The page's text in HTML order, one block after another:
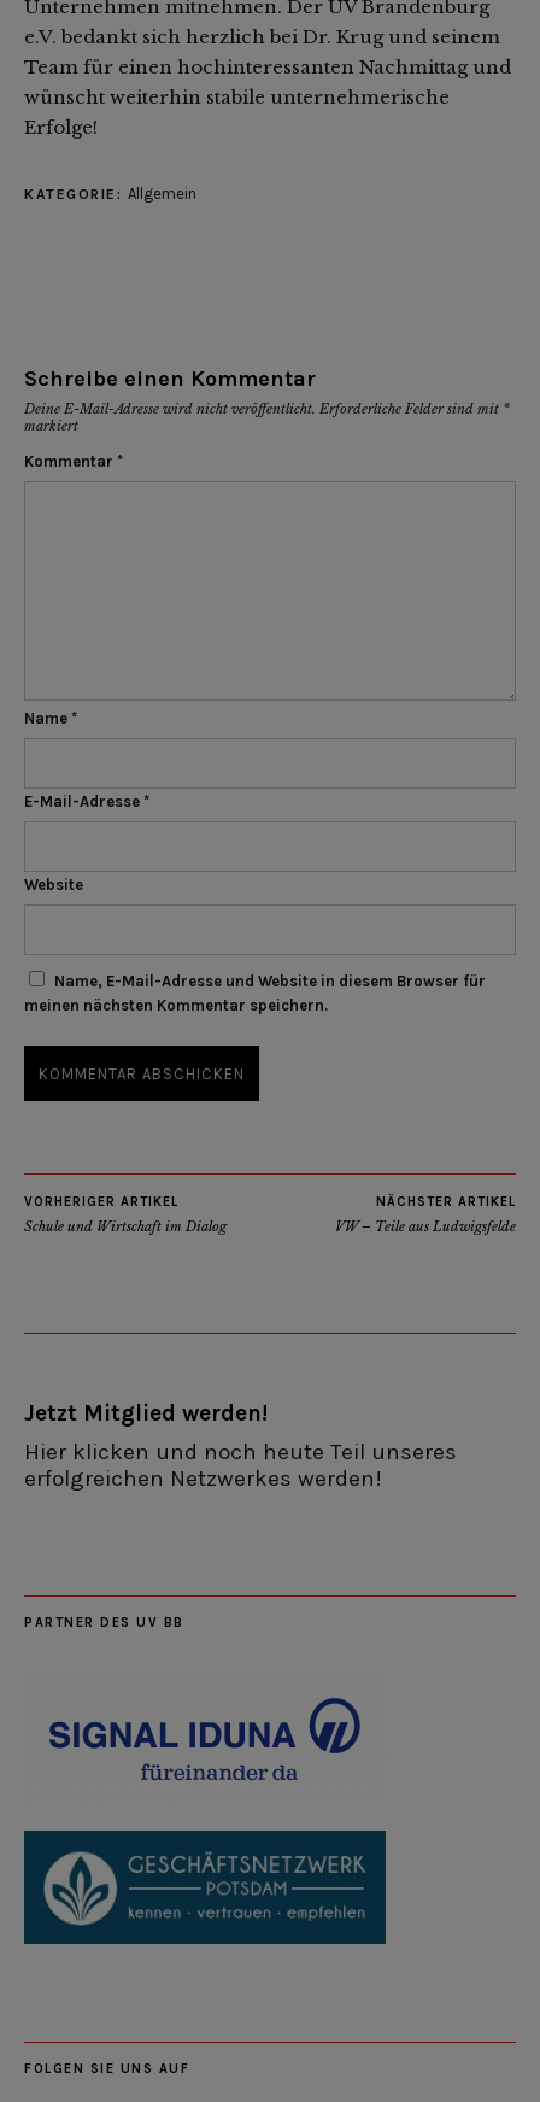
Unternehmen mitnehmen. Der UV Brandenburg
e.V. bedankt sich herzlich bei Dr. Krug und seinem
Team für einen hochinteressanten Nachmittag und
wünscht weiterhin stabile unternehmerische
Erfolge!
KATEGORIE: Allgemein
Schreibe einen Kommentar
Deine E-Mail-Adresse wird nicht veröffentlicht. Erforderliche Felder sind mit *
markiert
Kommentar *
Name *
E-Mail-Adresse *
Website
Name, E-Mail-Adresse und Website in diesem Browser für
meinen nächsten Kommentar speichern.
VORHERIGER ARTIKEL
Schule und Wirtschaft im Dialog
NÄCHSTER ARTIKEL
VW – Teile aus Ludwigsfelde
Jetzt Mitglied werden!
Hier klicken und noch heute Teil unseres
erfolgreichen Netzwerkes werden!
PARTNER DES UV BB
FOLGEN SIE UNS AUF